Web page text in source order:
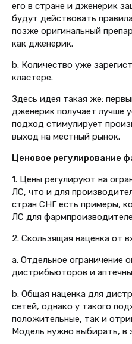
его в стране и дженерик
будут действовать
позже оригинальный
как дженерик.
b. Количество уже
кластере.
Здесь идея такая же:
дженерик получает лучше
подход стимулирует
выход на местный рынок.
Ценовое регулирование
1. Цены регулируют на
ЛС, что и для
стран СНГ есть примеры,
ЛС для
2. Скользящая наценка от
a. Отдельное ограничение
дистрибьюторов и
b. Общая наценка для
сетей, однако у такого
положительные, так и
Модель нужно выбирать, в